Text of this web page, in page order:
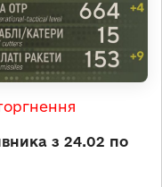
з 24.02 по